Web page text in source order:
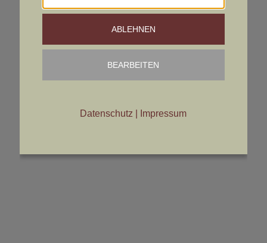
ABLEHNEN
BEARBEITEN
Datenschutz Impressum